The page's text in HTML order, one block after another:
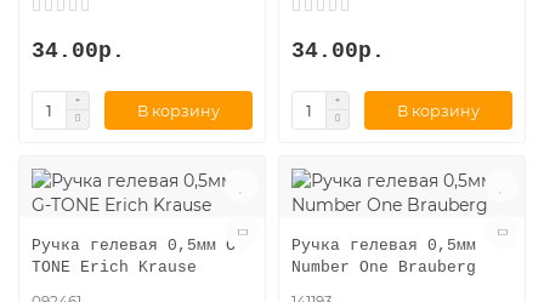
34.00р.
В корзину
34.00р.
В корзину
Ручка гелевая 0,5мм G-
TONE Erich Krause
Ручка гелевая 0,5мм
Number One Brauberg